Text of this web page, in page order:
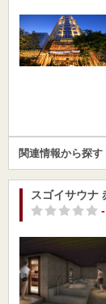
関連情報から探す
スゴイサウナ